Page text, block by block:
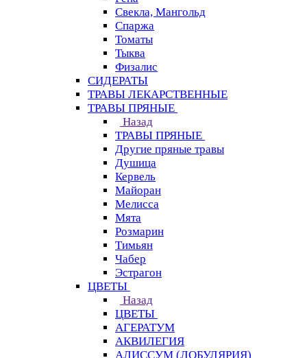
Свекла, Мангольд
Спаржа
Томаты
Тыква
Физалис
СИДЕРАТЫ
ТРАВЫ ЛЕКАРСТВЕННЫЕ
ТРАВЫ ПРЯНЫЕ
Назад
ТРАВЫ ПРЯНЫЕ
Другие пряные травы
Душица
Кервель
Майоран
Мелисса
Мята
Розмарин
Тимьян
Чабер
Эстрагон
ЦВЕТЫ
Назад
ЦВЕТЫ
АГЕРАТУМ
АКВИЛЕГИЯ
АЛИССУМ (ЛОБУЛЯРИЯ)